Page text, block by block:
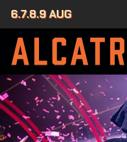
6.7.8.9 AUG